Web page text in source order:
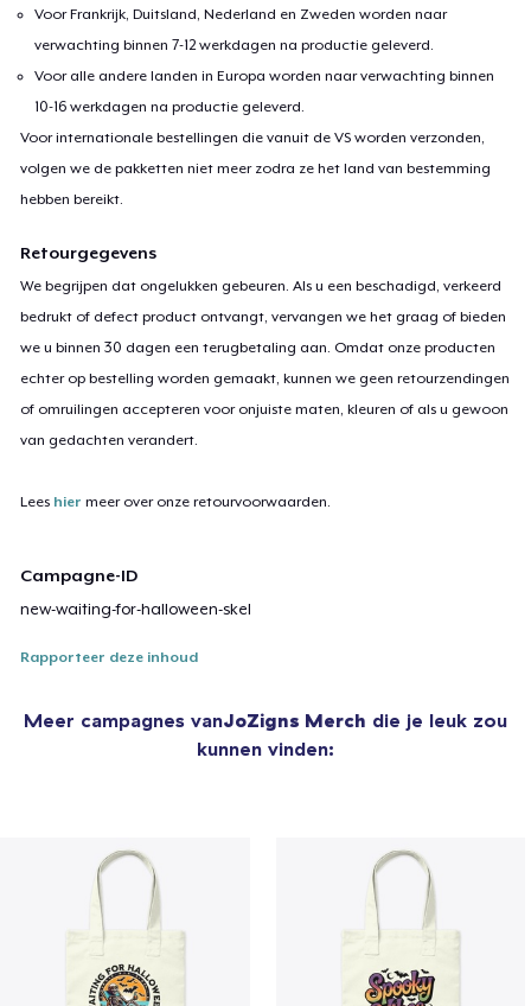
Voor Frankrijk, Duitsland, Nederland en Zweden worden naar
verwachting binnen 7-12 werkdagen na productie geleverd.
Voor alle andere landen in Europa worden naar verwachting binnen
10-16 werkdagen na productie geleverd.
Voor internationale bestellingen die vanuit de VS worden verzonden,
volgen we de pakketten niet meer zodra ze het land van bestemming
hebben bereikt.
Retourgegevens
We begrijpen dat ongelukken gebeuren. Als u een beschadigd, verkeerd
bedrukt of defect product ontvangt, vervangen we het graag of bieden
we u binnen 30 dagen een terugbetaling aan. Omdat onze producten
echter op bestelling worden gemaakt, kunnen we geen retourzendingen
of omruilingen accepteren voor onjuiste maten, kleuren of als u gewoon
van gedachten verandert.
Lees hier meer over onze retourvoorwaarden.
Campagne-ID
new-waiting-for-halloween-skel
Rapporteer deze inhoud
Meer campagnes vanJoZigns Merch die je leuk zou
kunnen vinden: